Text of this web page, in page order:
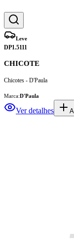
Leve
DP1.5111
CHICOTE
Chicotes - D'Paula
Marca:D'Paula
Ver detalhes